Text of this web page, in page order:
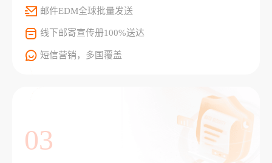
邮件EDM全球批量发送
线下邮寄宣传册100%送达
短信营销，多国覆盖
03